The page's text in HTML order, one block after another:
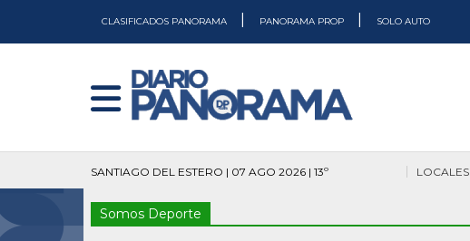
CLASIFICADOS PANORAMA PANORAMA PROP SOLO AUTO
SANTIAGO DEL ESTERO | 07 AGO 2026 | 13º LOCALES
Somos Deporte